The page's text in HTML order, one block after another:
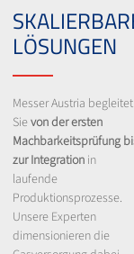
LÖSUNGEN
Messer Austria begleitet
Sie von der ersten
Machbarkeitsprüfung
zur Integration in
laufende
Produktionsprozesse.
Unsere Experten
dimensionieren die